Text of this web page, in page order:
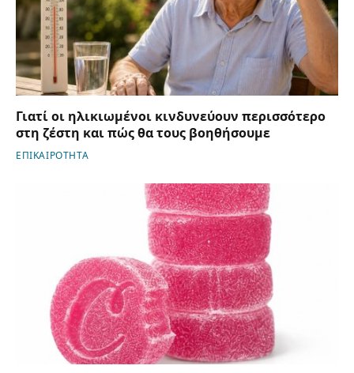
Γιατί οι ηλικιωμένοι κινδυνεύουν περισσότερο
στη ζέστη και πώς θα τους βοηθήσουμε
ΕΠΙΚΑΙΡΟΤΗΤΑ